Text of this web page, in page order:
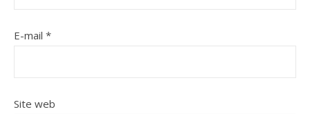
E-mail *
Site web